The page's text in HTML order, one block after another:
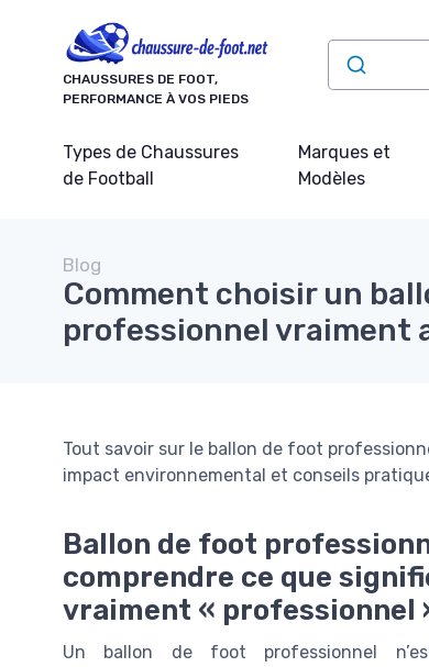
CHAUSSURES DE FOOT,
PERFORMANCE À VOS PIEDS
Types de Chaussures
de Football
Marques et
Modèles
Blog
Comment choisir un
professionnel vraiment
Tout savoir sur le ballon de foot
impact environnemental et conseils
Ballon de foot
comprendre ce que
vraiment « professionnel
Un ballon de foot professionnel